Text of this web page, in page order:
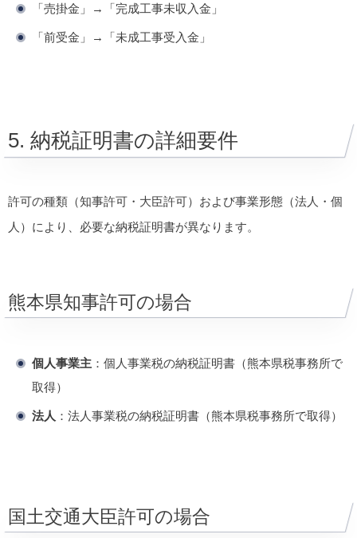
「売掛金」→「完成工事未収入金」
「前受金」→「未成工事受入金」
5. 納税証明書の詳細要件
許可の種類（知事許可・大臣許可）および事業形態（法人・個
人）により、必要な納税証明書が異なります。
熊本県知事許可の場合
個人事業主 ：個人事業税の納税証明書（熊本県税事務所で
取得）
法人 ：法人事業税の納税証明書（熊本県税事務所で取得）
国土交通大臣許可の場合